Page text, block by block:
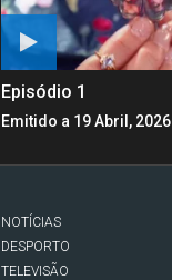
Episódio 1
Emitido a 19 Abril, 2026
NOTÍCIAS
DESPORTO
TELEVISÃO